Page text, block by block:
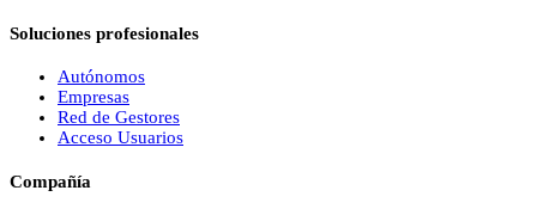
Soluciones profesionales
Autónomos
Empresas
Red de Gestores
Acceso Usuarios
Compañía